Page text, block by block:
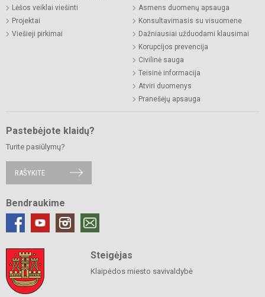
Lėšos veiklai viešinti
Projektai
Viešieji pirkimai
Asmens duomenų apsauga
Konsultavimasis su visuomene
Dažniausiai užduodami klausimai
Korupcijos prevencija
Civilinė sauga
Teisinė informacija
Atviri duomenys
Pranešėjų apsauga
Pastebėjote klaidų?
Turite pasiūlymų?
RAŠYKITE
Bendraukime
Steigėjas
Klaipėdos miesto savivaldybė